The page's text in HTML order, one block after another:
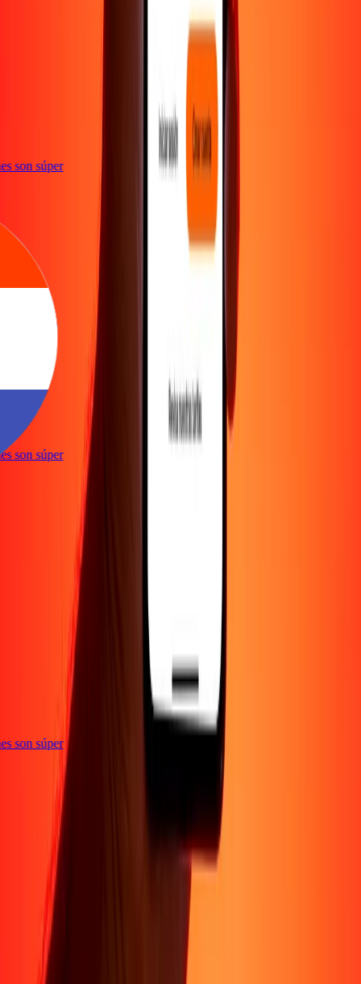
son súper
son súper
son súper
Acerca de
Conviértete en agenteConviértete en socio
Conviértete en socio estratégico
Carreras Promociones
Transferencia internacional de dinero
Soporte
Política de privacidad
Aviso de cookies
condiciones
Presentar una